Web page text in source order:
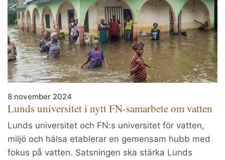
8 november 2024
Lunds universitet i nytt FN-samarbete om vatten
Lunds universitet och FN:s universitet för vatten,
miljö och hälsa etablerar en gemensam hubb med
fokus på vatten. Satsningen ska stärka Lunds